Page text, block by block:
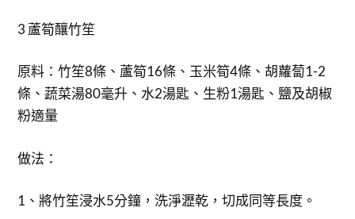
3 蘆筍釀竹笙
原料：竹笙8條、蘆筍16條、玉米筍4條、胡蘿蔔1-2
條、蔬菜湯80毫升、水2湯匙、生粉1湯匙、鹽及胡椒
粉適量
做法：
1、將竹笙浸水5分鐘，洗淨瀝乾，切成同等長度。